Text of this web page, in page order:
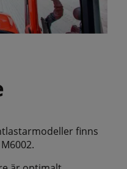
finns